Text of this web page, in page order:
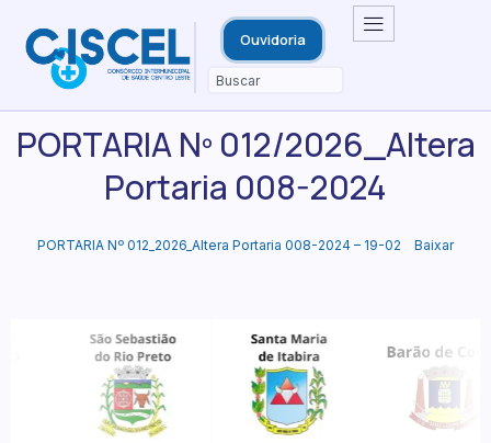
Ouvidoria
PORTARIA Nº 012/2026_Altera
Portaria 008-2024
PORTARIA Nº 012_2026_Altera Portaria 008-2024 – 19-02 Baixar